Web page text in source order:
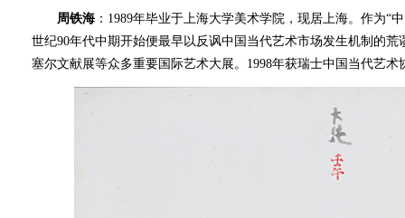
周铁海 ：1989年毕业于上海大学美术学院，现居上海。作为“
世纪90年代中期开始便最早以反讽中国当代艺术市场发生机制的
塞尔文献展等众多重要国际艺术大展。 1998年获瑞士中国当代艺